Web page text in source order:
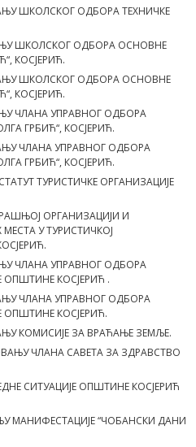
ШКОЛСКОГ ОДБОРА ТЕХНИЧКЕ
ШКОЛСКОГ ОДБОРА ОСНОВНЕ
КОСЈЕРИЋ.
ШКОЛСКОГ ОДБОРА ОСНОВНЕ
КОСЈЕРИЋ.
ЧЛАНА УПРАВНОГ ОДБОРА
ГРБИЋ“, КОСЈЕРИЋ.
ЧЛАНА УПРАВНОГ ОДБОРА
ГРБИЋ“, КОСЈЕРИЋ.
ТУРИСТИЧКЕ ОРГАНИЗАЦИЈЕ
ОРГАНИЗАЦИЈИ И
У ТУРИСТИЧКОЈ
ЧЛАНА УПРАВНОГ ОДБОРА
ОПШТИНЕ КОСЈЕРИЋ .
ЧЛАНА УПРАВНОГ ОДБОРА
ОПШТИНЕ КОСЈЕРИЋ.
КОМИСИЈЕ ЗА ВРАЋАЊЕ ЗЕМЉЕ.
ЧЛАНА САВЕТА ЗА ЗДРАВСТВО
СИТУАЦИЈЕ ОПШТИНЕ КОСЈЕРИЋ
МАНИФЕСТАЦИЈЕ “ЧОБАНСКИ ДАНИ